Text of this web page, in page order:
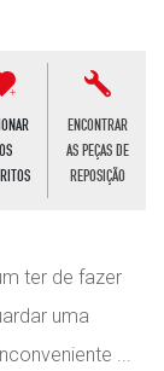
ENCONTRAR
AS PEÇAS DE
REPOSIÇÃO
ter de fazer
uma
...